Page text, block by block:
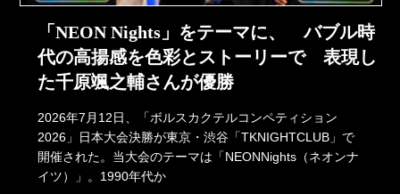
「NEON Nights」をテーマに、 バブル時
代の高揚感を色彩とストーリーで 表現し
た千原颯之輔さんが優勝
2026年7月12日、「ボルスカクテルコンペティション
2026」日本大会決勝が東京・渋谷「TKNIGHTCLUB」で
開催された。当大会のテーマは「NEONNights（ネオンナ
イツ）」。1990年代か